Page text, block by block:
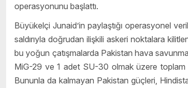
operasyonunu başlattı.
Büyükelçi Junaid’in paylaştığı operasyonel
saldırıyla doğrudan ilişkili askeri noktalara
bu yoğun çatışmalarda Pakistan hava
MiG-29 ve 1 adet SU-30 olmak üzere toplam
Bununla da kalmayan Pakistan güçleri,